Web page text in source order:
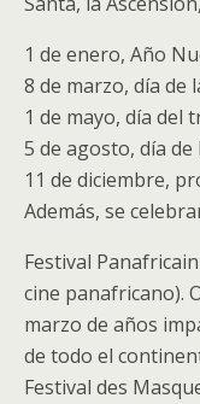
1 de enero, Año
8 de marzo, día de
1 de mayo, día del
5 de agosto, día
11 de diciembre,
Además, se
Festival Panafricain
cine panafricano).
marzo de años
de todo el
Festival des